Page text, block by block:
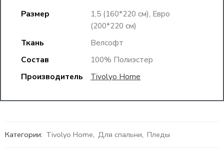
Размер
1,5 (160*220 см), Евро
(200*220 см)
Ткань
Велсофт
Состав
100% Полиэстер
Производитель
Tivolyo Home
Категории: Tivolyo Home, Для спальни, Пледы